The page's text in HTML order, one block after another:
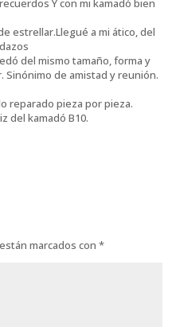
Y con mi kamadó bien
estrellar.Llegué a mi ático, del
del mismo tamaño, forma y
Sinónimo de amistad y reunión.
reparado pieza por pieza.
del kamadó B10.
marcados con*